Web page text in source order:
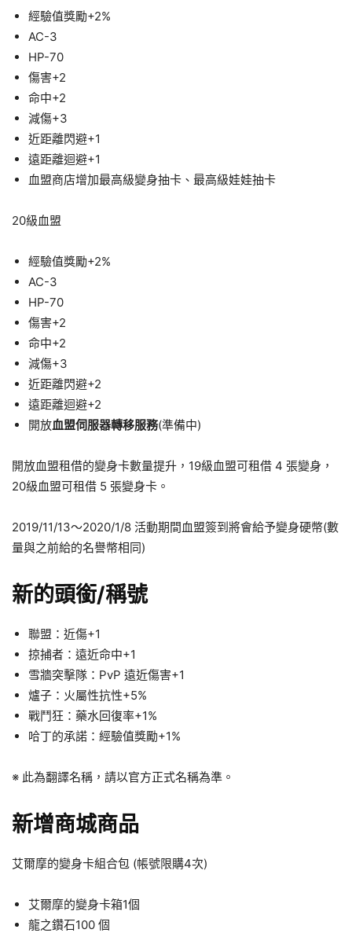
經驗值獎勵+2%
AC-3
HP-70
傷害+2
命中+2
減傷+3
近距離閃避+1
遠距離迴避+1
血盟商店增加最高級變身抽卡、最高級娃娃抽卡
20級血盟
經驗值獎勵+2%
AC-3
HP-70
傷害+2
命中+2
減傷+3
近距離閃避+2
遠距離迴避+2
開放血盟伺服器轉移服務(準備中)
開放血盟租借的變身卡數量提升，19級血盟可租借 4 張變身，
20級血盟可租借 5 張變身卡。
2019/11/13～2020/1/8 活動期間血盟簽到將會給予變身硬幣(數
量與之前給的名譽幣相同)
新的頭銜/稱號
聯盟：近傷+1
掠捕者：遠近命中+1
雪牆突擊隊：PvP 遠近傷害+1
爐子：火屬性抗性+5%
戰鬥狂：藥水回復率+1%
哈丁的承諾：經驗值獎勵+1%
※ 此為翻譯名稱，請以官方正式名稱為準。
新增商城商品
艾爾摩的變身卡組合包 (帳號限購4次)
艾爾摩的變身卡箱1個
龍之鑽石100 個